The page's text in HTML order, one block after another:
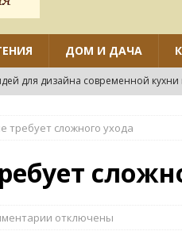
ДОМ И ДАЧА
для дизайна современной кухни
различные виды потолков
идей дизайна маленькой кухни
требует сложного ухода
отключены